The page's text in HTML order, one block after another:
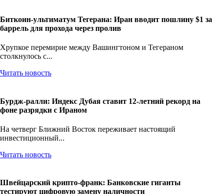
Биткоин-ультиматум Тегерана: Иран вводит пошлину $1 за
баррель для прохода через пролив
Хрупкое перемирие между Вашингтоном и Тегераном
столкнулось с...
Читать новость
Бурдж-ралли: Индекс Дубая ставит 12-летний рекорд на
фоне разрядки с Ираном
На четверг Ближний Восток переживает настоящий
инвестиционный...
Читать новость
Швейцарский крипто-франк: Банковские гиганты
тестируют цифровую замену наличности